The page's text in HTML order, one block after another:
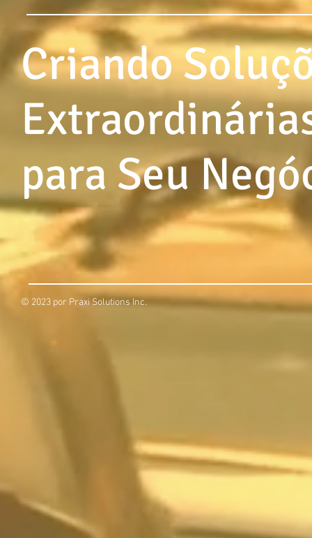
Criando
para Seu
© 2023 por Praxi Solutions Inc.